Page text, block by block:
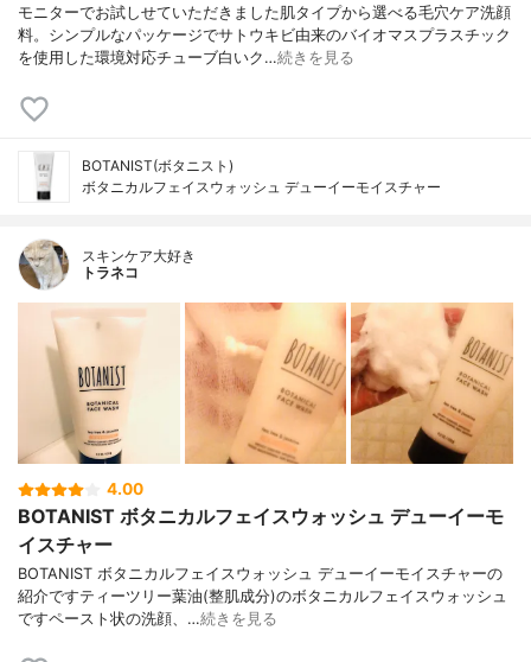
モニターでお試しせていただきました肌タイプから選べる毛穴ケア洗顔
料。シンプルなパッケージでサトウキビ由来のバイオマスプラスチック
を使用した環境対応チューブ白いク…続きを見る
BOTANIST(ボタニスト)
ボタニカルフェイスウォッシュ デューイーモイスチャー
スキンケア大好き
トラネコ
4.00
BOTANIST ボタニカルフェイスウォッシュ デューイーモ
イスチャー
BOTANIST ボタニカルフェイスウォッシュ デューイーモイスチャーの
紹介ですティーツリー葉油(整肌成分)のボタニカルフェイスウォッシュ
ですペースト状の洗顔、…続きを見る